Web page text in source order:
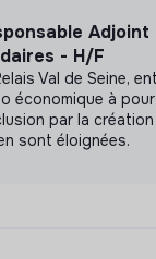
- H/F
Val de Seine,
économique à
par la
sont éloignées.